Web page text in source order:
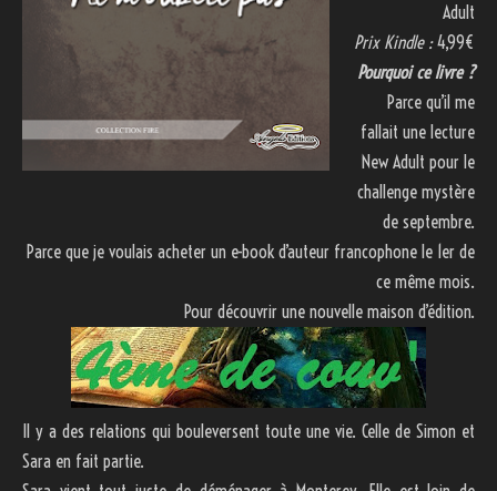
Adult
Prix Kindle :4,99€
Pourquoi ce livre ?
Parce qu’il me
fallait une lecture
New Adult pour le
challenge mystère
de septembre.
Parce que je voulais acheter un e-book d’auteur francophone le 1er de
ce même mois.
Pour découvrir une nouvelle maison d’édition.
Il y a des relations qui bouleversent toute une vie. Celle de Simon et
Sara en fait partie.